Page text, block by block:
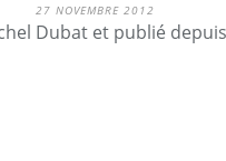
27 NOVEMBRE 2012
Dubat et publié